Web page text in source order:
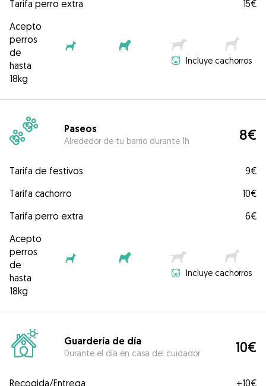
Tarifa perro extra
15€
Acepto
perros
de
hasta
18kg
Incluye cachorros
Paseos
Alrededor de tu barrio durante 1h 8€
Tarifa de festivos
9€
Tarifa cachorro
10€
Tarifa perro extra
6€
Acepto
perros
de
hasta
18kg
Incluye cachorros
Guardería de día
Durante el día en casa del cuidador 10€
Recogida/Entrega +10€